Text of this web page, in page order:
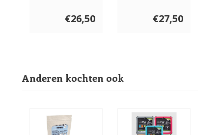
For Dogs€26,50 €27,50
Anderen kochten ook